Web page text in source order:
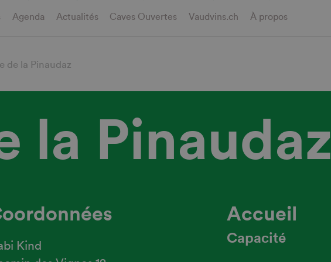
Agenda Actualités Caves Ouvertes Vaudvins.ch À propos
de la Pinaudaz
la Pinaudaz
Kind
Accueil
Capacité